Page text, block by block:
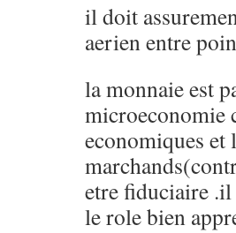
il doit
aerien entre
la monnaie est
microeconomie
economiques et
etre fiduciaire .il
le role bien